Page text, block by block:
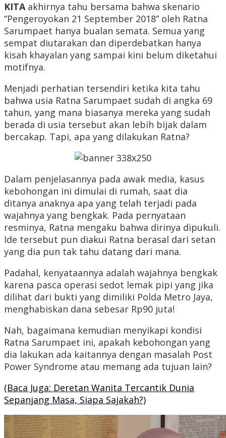
KITAakhirnya tahu bersama bahwa skenario
“Pengeroyokan 21 September 2018” oleh Ratna
Sarumpaet hanya bualan semata. Semua yang
sempat diutarakan dan diperdebatkan hanya
kisah khayalan yang sampai kini belum diketahui
motifnya.
Menjadi perhatian tersendiri ketika kita tahu
bahwa usia Ratna Sarumpaet sudah di angka 69
tahun, yang mana biasanya mereka yang sudah
berada di usia tersebut akan lebih bijak dalam
bercakap. Tapi, apa yang dilakukan Ratna?
Dalam penjelasannya pada awak media, kasus
kebohongan ini dimulai di rumah, saat dia
ditanya anaknya apa yang telah terjadi pada
wajahnya yang bengkak. Pada pernyataan
resminya, Ratna mengaku bahwa dirinya dipukuli.
Ide tersebut pun diakui Ratna berasal dari setan
yang dia pun tak tahu datang dari mana.
Padahal, kenyataannya adalah wajahnya bengkak
karena pasca operasi sedot lemak pipi yang jika
dilihat dari bukti yang dimiliki Polda Metro Jaya,
menghabiskan dana sebesar Rp90 juta!
Nah, bagaimana kemudian menyikapi kondisi
Ratna Sarumpaet ini, apakah kebohongan yang
dia lakukan ada kaitannya dengan masalah Post
Power Syndrome atau memang ada tujuan lain?
(Baca Juga: Deretan Wanita Tercantik Dunia
Sepanjang Masa, Siapa Sajakah?)